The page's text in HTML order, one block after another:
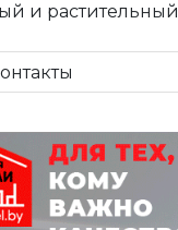
и растительный